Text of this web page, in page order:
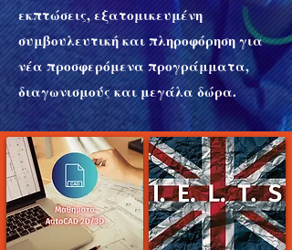
εκπτώσεις, εξατομικευμένη
συμβουλευτική και πληροφόρηση για
νέα προσφερόμενα προγράμματα,
διαγωνισμούς και μεγάλα δώρα.